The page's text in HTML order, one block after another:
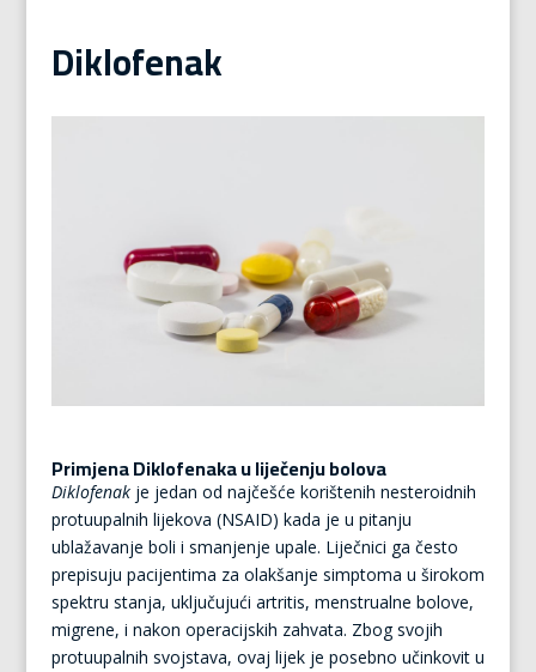
Diklofenak
Primjena Diklofenaka u liječenju bolova
Diklofenakje jedan od najčešće korištenih nesteroidnih
protuupalnih lijekova (NSAID) kada je u pitanju
ublažavanje boli i smanjenje upale. Liječnici ga često
prepisuju pacijentima za olakšanje simptoma u širokom
spektru stanja, uključujući artritis, menstrualne bolove,
migrene, i nakon operacijskih zahvata. Zbog svojih
protuupalnih svojstava, ovaj lijek je posebno učinkovit u